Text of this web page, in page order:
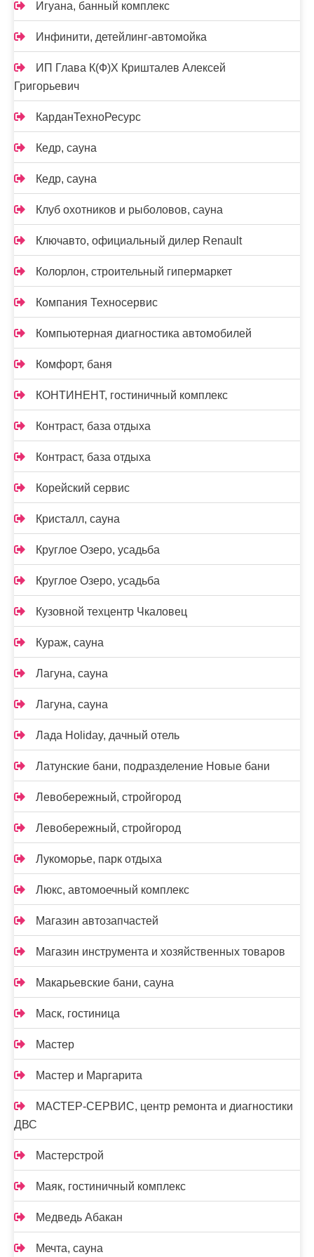
Игуана, банный комплекс
Инфинити, детейлинг-автомойка
ИП Глава К(Ф)Х Кришталев Алексей
Григорьевич
КарданТехноРесурс
Кедр, сауна
Кедр, сауна
Клуб охотников и рыболовов, сауна
Ключавто, официальный дилер Renault
Колорлон, строительный гипермаркет
Компания Техносервис
Компьютерная диагностика автомобилей
Комфорт, баня
КОНТИНЕНТ, гостиничный комплекс
Контраст, база отдыха
Контраст, база отдыха
Корейский сервис
Кристалл, сауна
Круглое Озеро, усадьба
Круглое Озеро, усадьба
Кузовной техцентр Чкаловец
Кураж, сауна
Лагуна, сауна
Лагуна, сауна
Лада Holidаy, дачный отель
Латунские бани, подразделение Новые бани
Левобережный, стройгород
Левобережный, стройгород
Лукоморье, парк отдыха
Люкс, автомоечный комплекс
Магазин автозапчастей
Магазин инструмента и хозяйственных товаров
Макарьевские бани, сауна
Маск, гостиница
Мастер
Мастер и Маргарита
МАСТЕР-СЕРВИС, центр ремонта и диагностики
ДВС
Мастерстрой
Маяк, гостиничный комплекс
Медведь Абакан
Мечта, сауна